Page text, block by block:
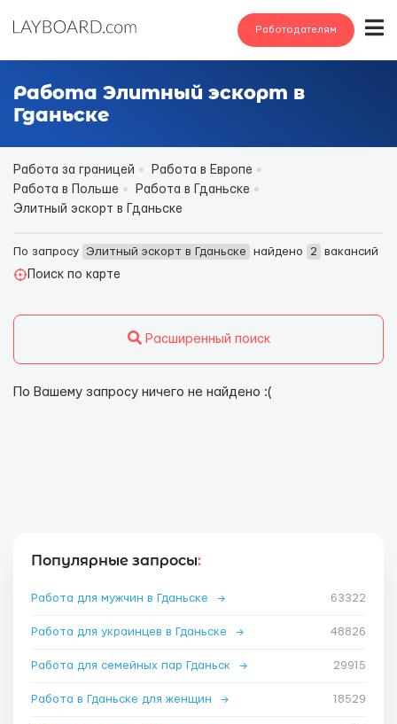
Работодателям
Работа Элитный эскорт в
Гданьске
Работа за границей
Работа в Европе
Работа в Польше
Работа в Гданьске
Элитный эскорт в Гданьске
По запросу Элитный эскорт в Гданьске найдено 2
вакансий
Поиск по карте
Расширенный поиск
По Вашему запросу ничего не найдено :(
Популярные запросы:
Работа для мужчин в Гданьске → 63322
Работа для украинцев в Гданьске → 48826
Работа для семейных пар Гданьск → 29915
Работа в Гданьске для женщин → 18529